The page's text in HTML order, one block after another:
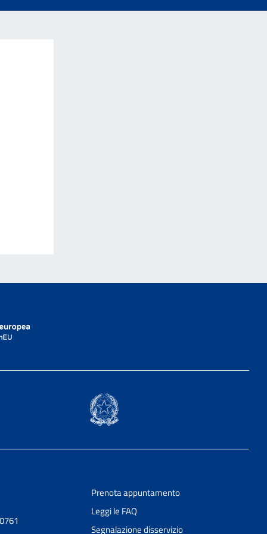
Prenota appuntamento
Leggi le FAQ
Segnalazione disservizio